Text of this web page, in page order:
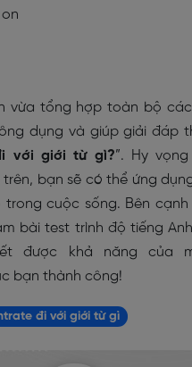
vừa tổng hợp toàn bộ
dụng và giúp giải đáp
với giới từ gì?”. Hy
trên, bạn sẽ có thể ứng
cuộc sống. Bên cạnh
bài test trình độ tiếng
được khả năng của
bạn thành công!
đi với giới từ gì